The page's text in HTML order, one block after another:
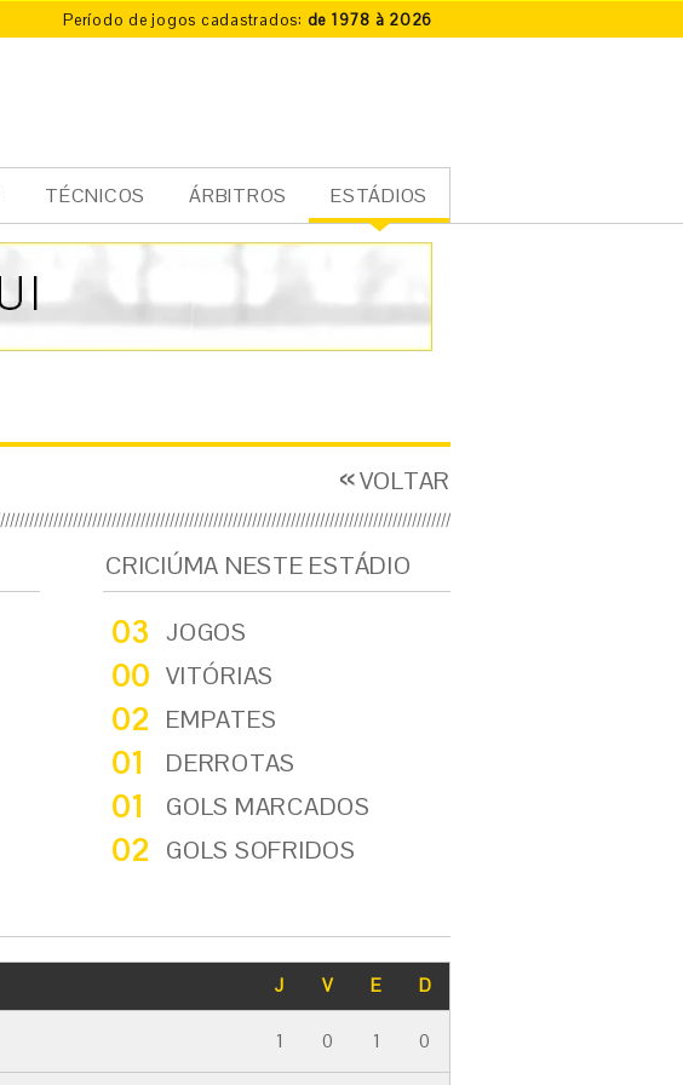
Período de jogos cadastrados: de 1978 à 2026
TÉCNICOS ÁRBITROS ESTÁDIOS
VOLTAR
CRICIÚMA NESTE ESTÁDIO
03 JOGOS
00 VITÓRIAS
02 EMPATES
01 DERROTAS
01 GOLS MARCADOS
02 GOLS SOFRIDOS
J V E D
1 0 1 0